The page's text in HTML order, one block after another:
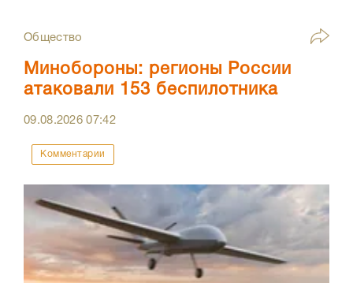
Общество
Минобороны: регионы России
атаковали 153 беспилотника
09.08.202607:42
Комментарии